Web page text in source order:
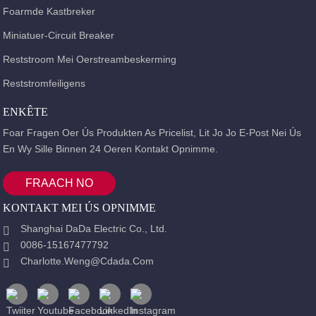
Foarmde Kastbreker
Miniatuer-Circuit Breaker
Reststroom Mei Oerstreambeskerming
Reststromfeiligens
ENKÊTE
Foar Fragen Oer Ús Produkten As Pricelist, Lit Jo Jo E-Post Nei Ús
En Wy Sille Binnen 24 Oeren Kontakt Opnimme.
FRAACH NO
KONTAKT MEI ÚS OPNIMME
Shanghai DaDa Electric Co., Ltd.
0086-15167477792
Charlotte.weng@cdada.com